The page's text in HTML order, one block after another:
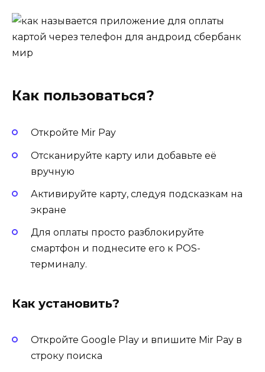
Как пользоваться?
Откройте Mir Pay
Отсканируйте карту или добавьте её
вручную
Активируйте карту, следуя подсказкам на
экране
Для оплаты просто разблокируйте
смартфон и поднесите его к POS-
терминалу.
Как установить?
Откройте Google Play и впишите Mir Pay в
строку поиска